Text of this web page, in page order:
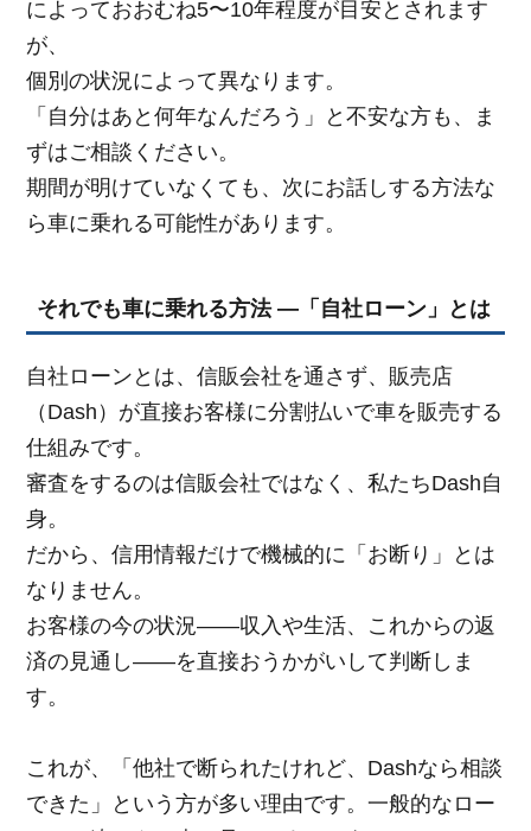
によっておおむね5〜10年程度が目安とされます
が、
個別の状況によって異なります。
「自分はあと何年なんだろう」と不安な方も、ま
ずはご相談ください。
期間が明けていなくても、次にお話しする方法な
ら車に乗れる可能性があります。
それでも車に乗れる方法 ―「自社ローン」とは
自社ローンとは、信販会社を通さず、販売店
（Dash）が直接お客様に分割払いで車を販売する
仕組みです。
審査をするのは信販会社ではなく、私たちDash自
身。
だから、信用情報だけで機械的に「お断り」とは
なりません。
お客様の今の状況——収入や生活、これからの返
済の見通し——を直接おうかがいして判断しま
す。
これが、「他社で断られたけれど、Dashなら相談
できた」という方が多い理由です。一般的なロー